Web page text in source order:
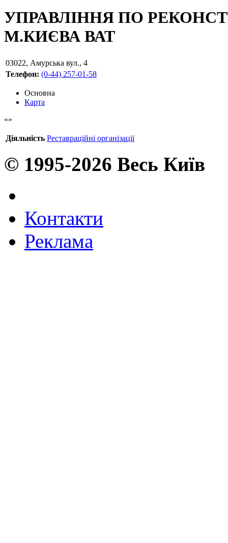
УПРАВЛІННЯ ПО
М.КИЄВА ВАТ
03022, Амурська вул., 4
Телефон: (0-44) 257-01-58
Основна
Карта
Діяльність Реставраційні організації
© 1995-2026 Весь Київ
Контакти
Реклама